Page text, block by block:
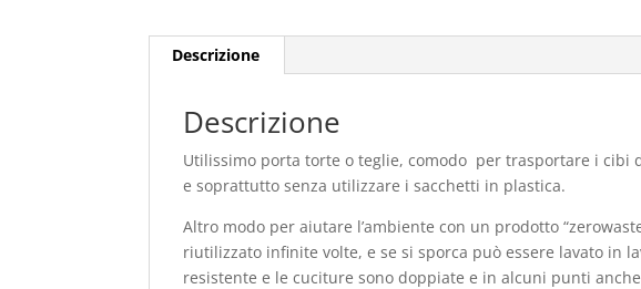
Descrizione
Descrizione
Utilissimo porta torte o teglie, comodo per trasportare i cibi
e soprattutto senza utilizzare i sacchetti in plastica.
Altro modo per aiutare l’ambiente con un prodotto
riutilizzato infinite volte, e se si sporca può essere lavato in
resistente e le cuciture sono doppiate e in alcuni punti